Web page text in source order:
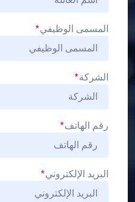
المسمى الوظيفي *
الشركة*
رقم الهاتف*
البريد الإلكتروني *